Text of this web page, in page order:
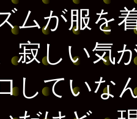
ムが服を
寂しい気
していな